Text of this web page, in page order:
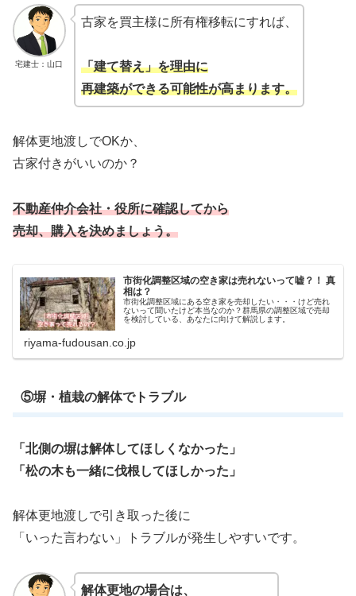
宅建士：山口
古家を買主様に所有権移転にすれば、
「建て替え」を理由に
再建築ができる可能性が高まります。
解体更地渡しでOKか、
古家付きがいいのか？
不動産仲介会社・役所に確認してから
売却、購入を決めましょう。
市街化調整区域の空き家は売れないって嘘？！ 真
相は？
市街化調整区域にある空き家を売却したい・・・けど売れ
ないって聞いたけど本当なのか？群馬県の調整区域で売却
を検討している、あなたに向けて解説します。
riyama-fudousan.co.jp
⑤塀・植栽の解体でトラブル
「北側の塀は解体してほしくなかった」
「松の木も一緒に伐根してほしかった」
解体更地渡しで引き取った後に
「いった言わない」トラブルが発生しやすいです。
解体更地の場合は、